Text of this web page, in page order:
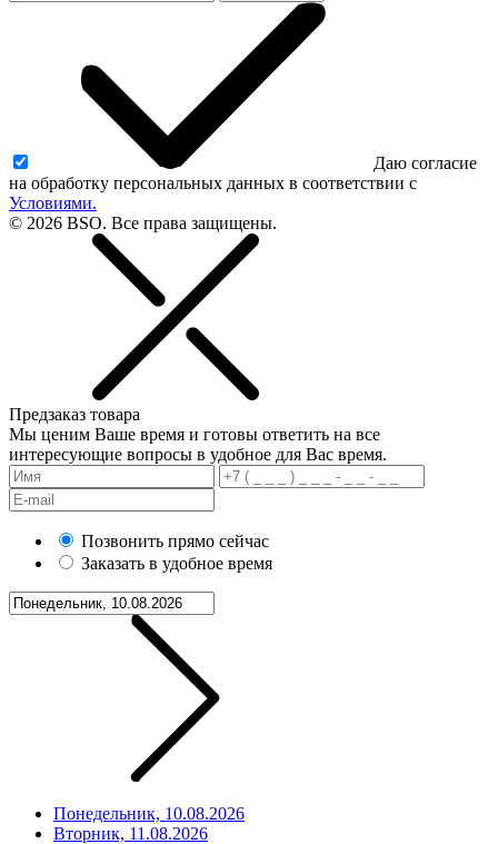
Даю согласие
на обработку персональных данных в соответствии с
Условиями.
© 2026 BSO. Все права защищены.
Предзаказ товара
Мы ценим Ваше время и готовы ответить на все
интересующие вопросы в удобное для Вас время.
Позвонить прямо сейчас
Заказать в удобное время
Понедельник, 10.08.2026
Вторник, 11.08.2026